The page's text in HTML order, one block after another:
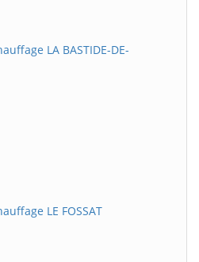
LA BASTIDE-DE-
LE FOSSAT